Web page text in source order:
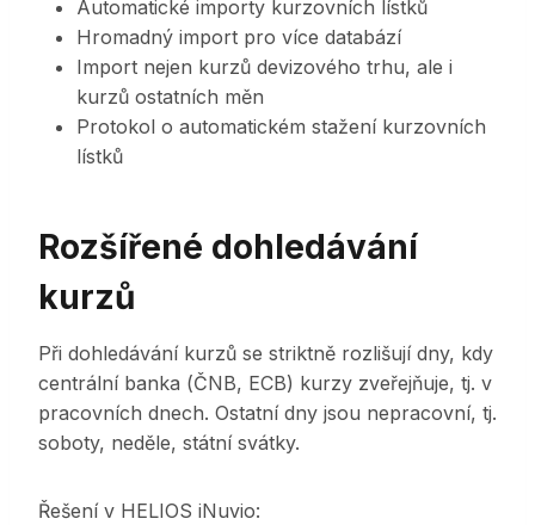
Automatické importy kurzovních lístků
Hromadný import pro více databází
Import nejen kurzů devizového trhu, ale i
kurzů ostatních měn
Protokol o automatickém stažení kurzovních
lístků
Rozšířené dohledávání
kurzů
Při dohledávání kurzů se striktně rozlišují dny, kdy
centrální banka (ČNB, ECB) kurzy zveřejňuje, tj. v
pracovních dnech. Ostatní dny jsou nepracovní, tj.
soboty, neděle, státní svátky.
Řešení v HELIOS iNuvio: